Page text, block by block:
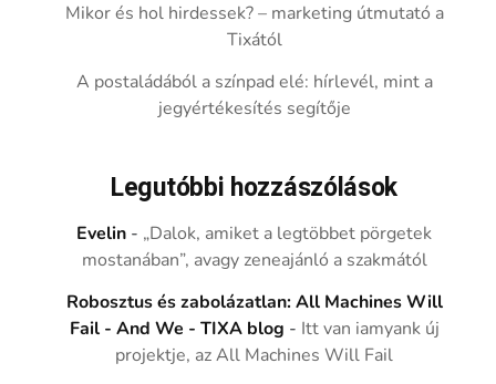
Mikor és hol hirdessek? – marketing útmutató a
Tixától
A postaládából a színpad elé: hírlevél, mint a
jegyértékesítés segítője
Legutóbbi hozzászólások
Evelin - „Dalok, amiket a legtöbbet pörgetek
mostanában”, avagy zeneajánló a szakmától
Robosztus és zabolázatlan: All Machines Will
Fail - And We - TIXA blog - Itt van iamyank új
projektje, az All Machines Will Fail